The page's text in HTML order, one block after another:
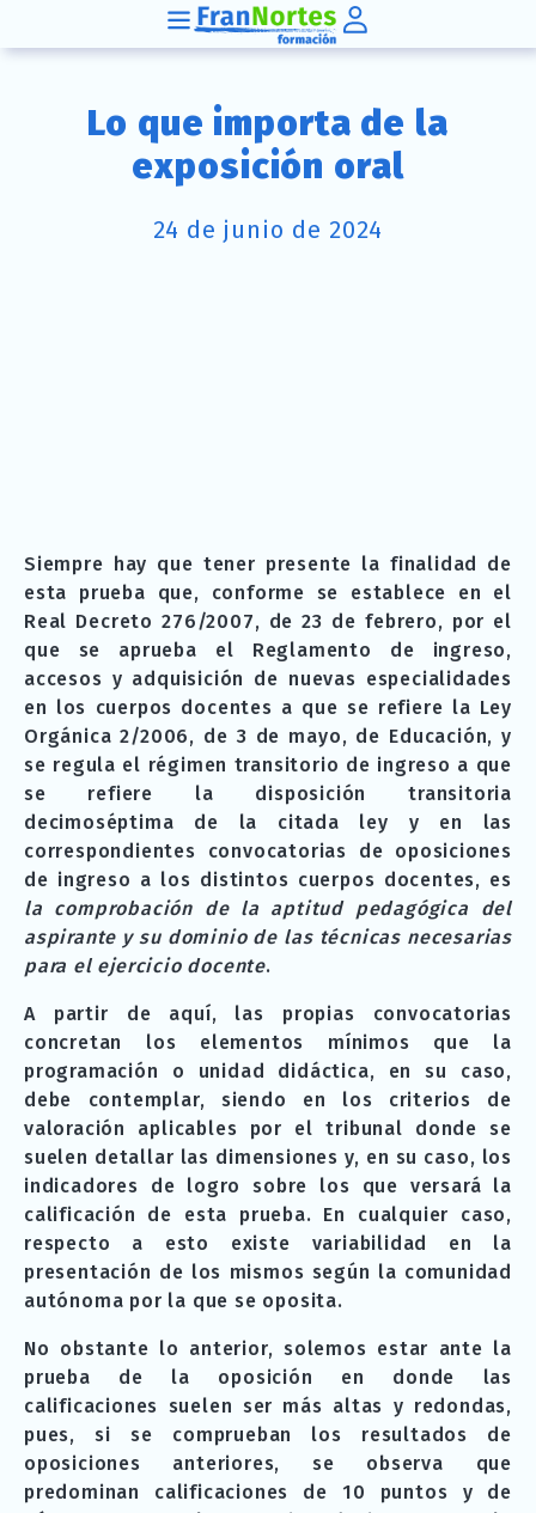
Lo que importa de la
exposición oral
24 de junio de 2024
Siempre hay que tener presente la finalidad de
esta prueba que, conforme se establece en el
Real Decreto 276/2007, de 23 de febrero, por el
que se aprueba el Reglamento de ingreso,
accesos y adquisición de nuevas especialidades
en los cuerpos docentes a que se refiere la Ley
Orgánica 2/2006, de 3 de mayo, de Educación, y
se regula el régimen transitorio de ingreso a que
se refiere la disposición transitoria
decimoséptima de la citada ley y en las
correspondientes convocatorias de oposiciones
de ingreso a los distintos cuerpos docentes, es
la comprobación de la aptitud pedagógica del
aspirante y su dominio de las técnicas necesarias
para el ejercicio docente.
A partir de aquí, las propias convocatorias
concretan los elementos mínimos que la
programación o unidad didáctica, en su caso,
debe contemplar, siendo en los criterios de
valoración aplicables por el tribunal donde se
suelen detallar las dimensiones y, en su caso, los
indicadores de logro sobre los que versará la
calificación de esta prueba. En cualquier caso,
respecto a esto existe variabilidad en la
presentación de los mismos según la comunidad
autónoma por la que se oposita.
No obstante lo anterior, solemos estar ante la
prueba de la oposición en donde las
calificaciones suelen ser más altas y redondas,
pues, si se comprueban los resultados de
oposiciones anteriores, se observa que
predominan calificaciones de 10 puntos y de